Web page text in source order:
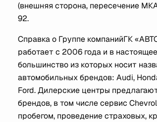
(внешняя сторона, пересечение
92.
Справка о Группе компанийГК
работает с 2006 года и в
большинство из которых носит
автомобильных брендов: Audi,
Ford. Дилерские центры
брендов, в том числе сервис
пробегом, проведение страховых,